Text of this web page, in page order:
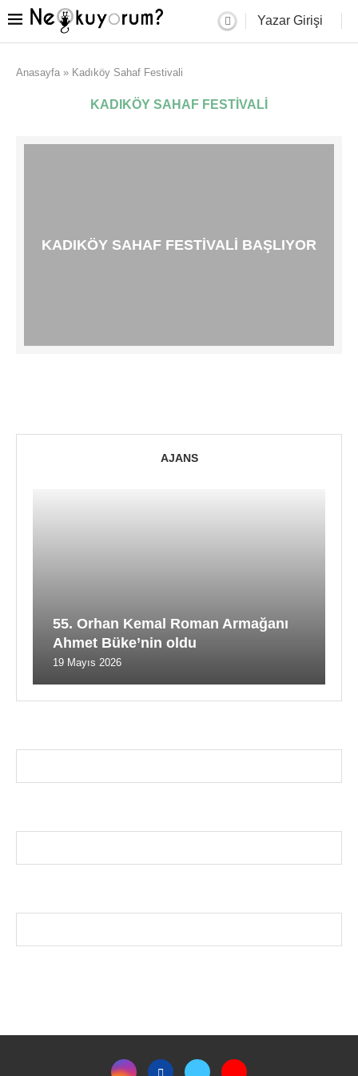
Yazar Girişi
Anasayfa » Kadıköy Sahaf Festivali
KADIKÖY SAHAF FESTIVALI
KADIKÖY SAHAF FESTIVALI BAŞLIYOR
AJANS
55. Orhan Kemal Roman Armağanı
Ahmet Büke’nin oldu
19 Mayıs 2026